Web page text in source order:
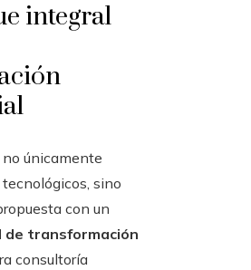
integral
no únicamente
sino
con un
de transformación
consultoría